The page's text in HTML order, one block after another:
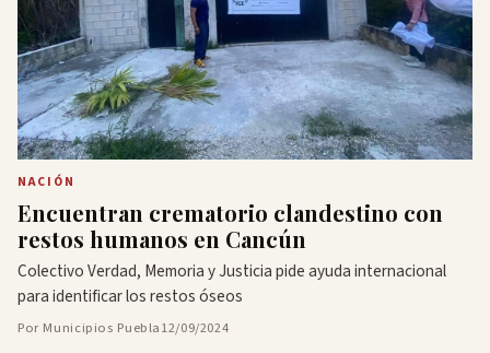
NACIÓN
Encuentran crematorio clandestino con
restos humanos en Cancún
Colectivo Verdad, Memoria y Justicia pide ayuda internacional
para identificar los restos óseos
Por Municipios Puebla12/09/2024